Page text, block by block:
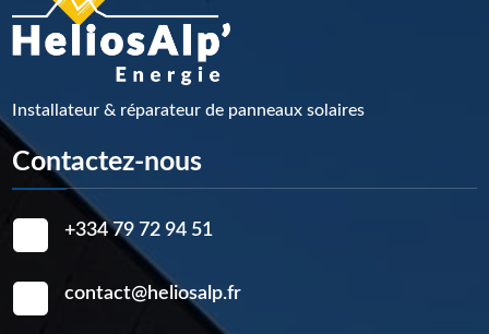
Installateur & réparateur de panneaux solaires
Contactez-nous
+334 79 72 94 51
contact@heliosalp.fr